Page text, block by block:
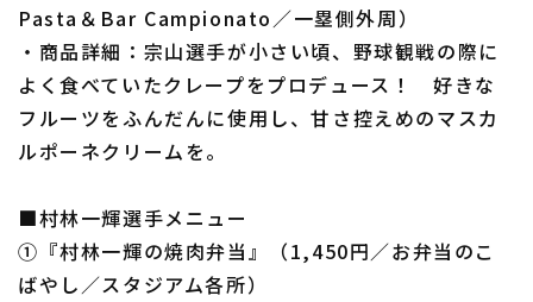
Pasta＆Bar Campionato／一塁側外周）
・商品詳細：宗山選手が小さい頃、野球観戦の際に
よく食べていたクレープをプロデュース！ 好きな
フルーツをふんだんに使用し、甘さ控えめのマスカ
ルポーネクリームを。
■村林一輝選手メニュー
①『村林一輝の焼肉弁当』（1,450円／お弁当のこ
ばやし／スタジアム各所）